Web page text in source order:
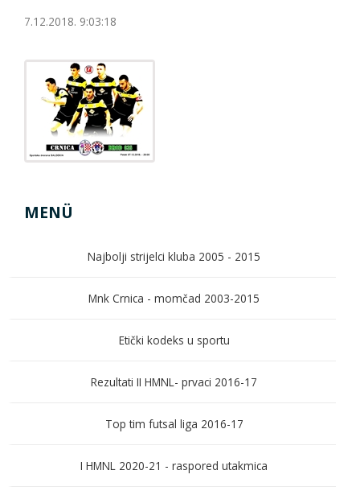
7.12.2018. 9:03:18
MENÜ
Najbolji strijelci kluba 2005 - 2015
Mnk Crnica - momčad 2003-2015
Etički kodeks u sportu
Rezultati II HMNL- prvaci 2016-17
Top tim futsal liga 2016-17
I HMNL 2020-21 - raspored utakmica